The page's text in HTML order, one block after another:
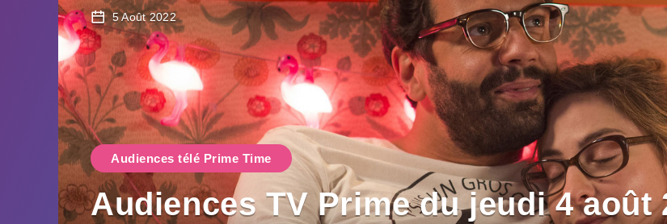
5 Août 2022
Audiences télé Prime Time
Audiences TV Prime du jeudi 4 août